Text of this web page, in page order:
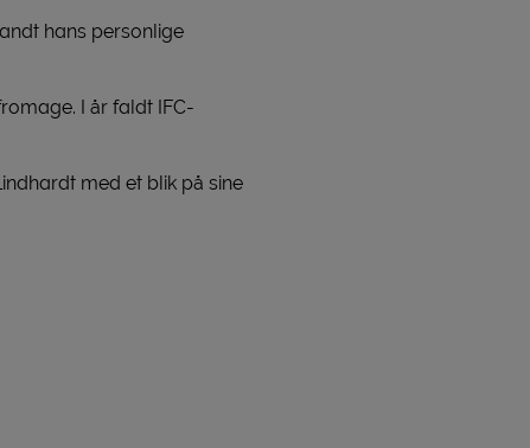
hans personlige
I år faldt IFC-
med et blik på sine